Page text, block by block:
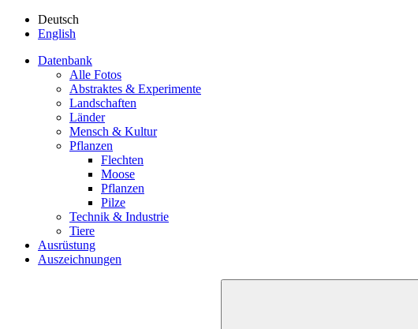
Deutsch
English
Datenbank
Alle Fotos
Abstraktes & Experimente
Landschaften
Länder
Mensch & Kultur
Pflanzen
Flechten
Moose
Pflanzen
Pilze
Technik & Industrie
Tiere
Ausrüstung
Auszeichnungen